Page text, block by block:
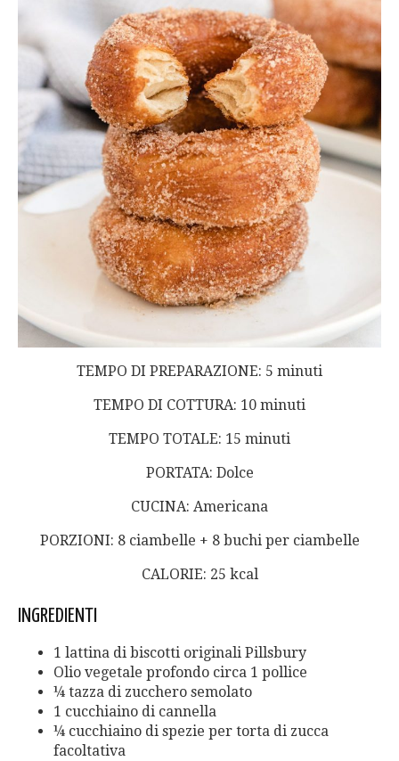
TEMPO DI PREPARAZIONE: 5 minuti
TEMPO DI COTTURA: 10 minuti
TEMPO TOTALE: 15 minuti
PORTATA: Dolce
CUCINA: Americana
PORZIONI: 8 ciambelle + 8 buchi per ciambelle
CALORIE: 25 kcal
INGREDIENTI
1 lattina di biscotti originali Pillsbury
Olio vegetale profondo circa 1 pollice
¼ tazza di zucchero semolato
1 cucchiaino di cannella
¼ cucchiaino di spezie per torta di zucca
facoltativa